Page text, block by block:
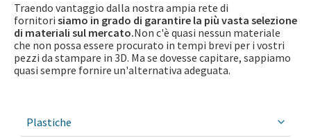
Traendo vantaggio dalla nostra ampia rete di
fornitori siamo in grado di garantire la più vasta selezione
di materiali sul mercato.Non c'è quasi nessun materiale
che non possa essere procurato in tempi brevi per i vostri
pezzi da stampare in 3D. Ma se dovesse capitare, sappiamo
quasi sempre fornire un'alternativa adeguata.
Plastiche